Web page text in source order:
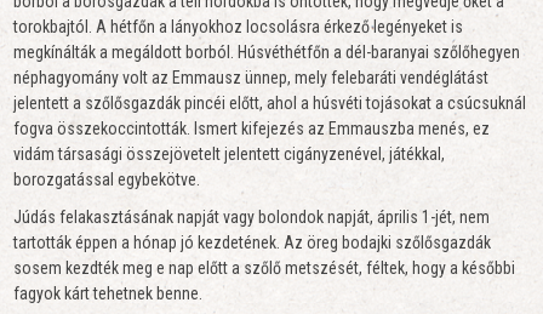
torokbajtól. A hétfőn a lányokhoz locsolásra érkező legényeket is
megkínálták a megáldott borból. Húsvéthétfőn a dél-baranyai szőlőhegyen
néphagyomány volt az Emmausz ünnep, mely felebaráti vendéglátást
jelentett a szőlősgazdák pincéi előtt, ahol a húsvéti tojásokat a csúcsuknál
fogva összekoccintották. Ismert kifejezés az Emmauszba menés, ez
vidám társasági összejövetelt jelentett cigányzenével, játékkal,
borozgatással egybekötve.
Júdás felakasztásának napját vagy bolondok napját, április 1-jét, nem
tartották éppen a hónap jó kezdetének. Az öreg bodajki szőlősgazdák
sosem kezdték meg e nap előtt a szőlő metszését, féltek, hogy a későbbi
fagyok kárt tehetnek benne.